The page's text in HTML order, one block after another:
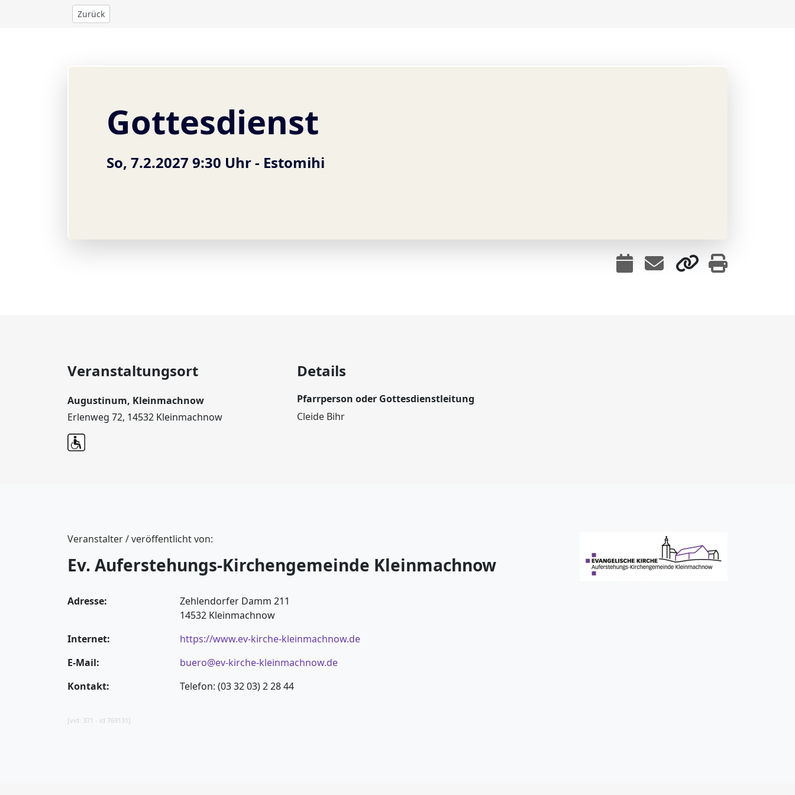
Zurück
Gottesdienst
So, 7.2.2027 9:30 Uhr - Estomihi
Veranstaltungsort
Augustinum, Kleinmachnow
Erlenweg 72, 14532 Kleinmachnow
Details
Pfarrperson oder Gottesdienstleitung
Cleide Bihr
Veranstalter / veröffentlicht von:
Ev. Auferstehungs-Kirchengemeinde Kleinmachnow
Adresse:
Zehlendorfer Damm 211
14532 Kleinmachnow
Internet:
https://www.ev-kirche-kleinmachnow.de
E-Mail:
buero@ev-kirche-kleinmachnow.de
Kontakt:
Telefon: (03 32 03) 2 28 44
[vid: 371 - id 769131]